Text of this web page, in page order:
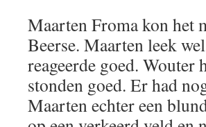
Maarten Froma kon het
Beerse. Maarten leek
reageerde goed. Wouter
stonden goed. Er had
Maarten echter een